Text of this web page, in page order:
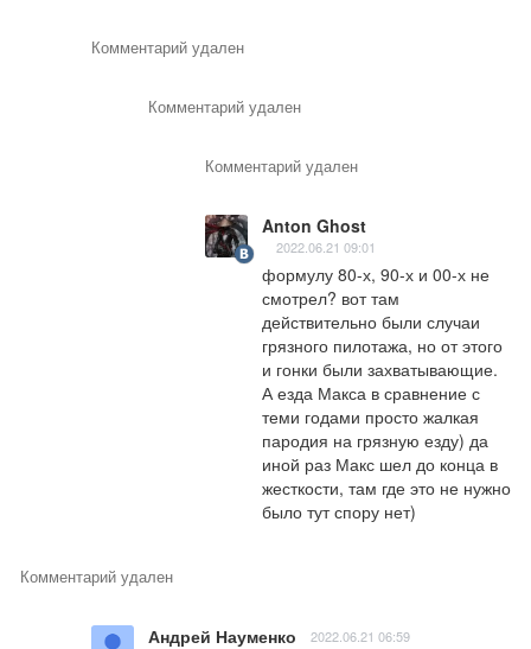
Комментарий удален
Комментарий удален
Комментарий удален
Anton Ghost
2022.06.21 09:01
формулу 80-х, 90-х и 00-х не
смотрел? вот там
действительно были случаи
грязного пилотажа, но от этого
и гонки были захватывающие.
А езда Макса в сравнение с
теми годами просто жалкая
пародия на грязную езду) да
иной раз Макс шел до конца в
жесткости, там где это не нужно
было тут спору нет)
Комментарий удален
Андрей Науменко 2022.06.21 06:59